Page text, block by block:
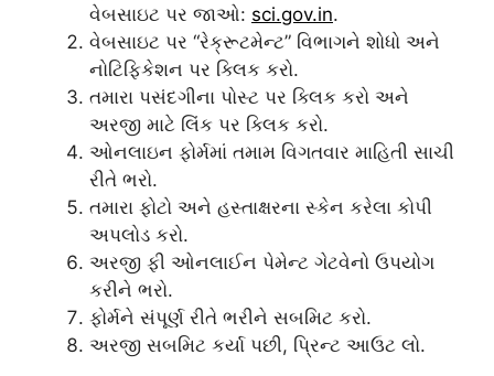
વેબસાઇટ પર જાઓ: sci.gov.in.
વેબસાઇટ પર “રેક્રૂટમેન્ટ” વિભાગને શોધો અને
નોટિફિકેશન પર ક્લિક કરો.
તમારા પસંદગીના પોસ્ટ પર ક્લિક કરો અને
અરજી માટે લિંક પર ક્લિક કરો.
ઓનલાઇન ફોર્મમાં તમામ વિગતવાર માહિતી સાચી
રીતે ભરો.
તમારા ફોટો અને હસ્તાક્ષરના સ્કેન કરેલા કોપી
અપલોડ કરો.
અરજી ફી ઓનલાઈન પેમેન્ટ ગેટવેનો ઉપયોગ
કરીને ભરો.
ફોર્મને સંપૂર્ણ રીતે ભરીને સબમિટ કરો.
અરજી સબમિટ કર્યા પછી, પ્રિન્ટ આઉટ લો.